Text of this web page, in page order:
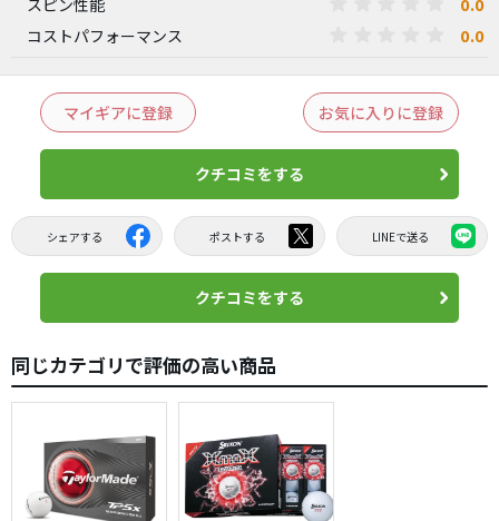
コストパフォーマンス 0.0
マイギアに登録 お気に入りに登録
クチコミをする
シェアする ポストする LINEで送る
クチコミをする
同じカテゴリで評価の高い商品